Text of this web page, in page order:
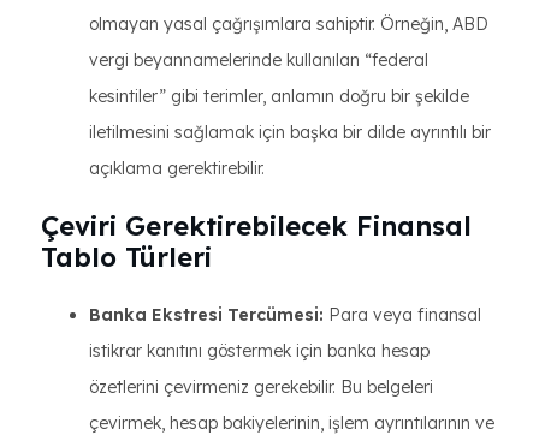
olmayan yasal çağrışımlara sahiptir. Örneğin, ABD
vergi beyannamelerinde kullanılan “federal
kesintiler” gibi terimler, anlamın doğru bir şekilde
iletilmesini sağlamak için başka bir dilde ayrıntılı bir
açıklama gerektirebilir.
Çeviri Gerektirebilecek Finansal
Tablo Türleri
Banka Ekstresi Tercümesi: Para veya finansal
istikrar kanıtını göstermek için banka hesap
özetlerini çevirmeniz gerekebilir. Bu belgeleri
çevirmek, hesap bakiyelerinin, işlem ayrıntılarının ve